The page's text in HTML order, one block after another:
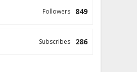
849
Followers
286
Subscribes